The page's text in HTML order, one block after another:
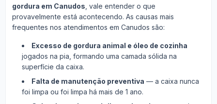
gordura em Canudos , vale entender o que
provavelmente está acontecendo. As causas mais
frequentes nos atendimentos em Canudos são:
Excesso de gordura animal e óleo de cozinha
jogados na pia, formando uma camada sólida na
superfície da caixa.
Falta de manutenção preventiva — a caixa nunca
foi limpa ou foi limpa há mais de 1 ano.